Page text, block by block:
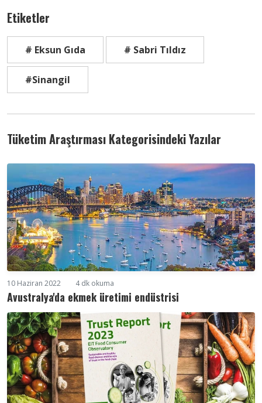
Etiketler
# Eksun Gıda # Sabri Tıldız
#Sinangil
Tüketim Araştırması Kategorisindeki Yazılar
10 Haziran 2022 4 dk okuma
Avustralya'da ekmek üretimi endüstrisi